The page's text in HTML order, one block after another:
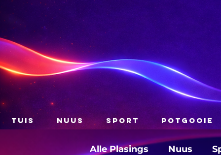
TUIS NUUS SPORT POTGOOIE
Alle Plasings Nuus